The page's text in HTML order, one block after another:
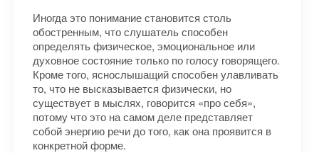
Иногда это понимание становится столь
обостренным, что слушатель способен
определять физическое, эмоциональное или
духовное состояние только по голосу говорящего.
Кроме того, яснослышащий способен улавливать
то, что не высказывается физически, но
существует в мыслях, говорится «про себя»,
потому что это на самом деле представляет
собой энергию речи до того, как она проявится в
конкретной форме.